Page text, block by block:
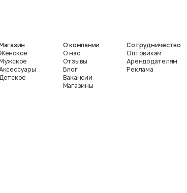
Женское
О компании
О нас
Отзывы
Блог
Вакансии
Магазины
Сотрудничество
Оптовикам
Арендодателям
Реклама